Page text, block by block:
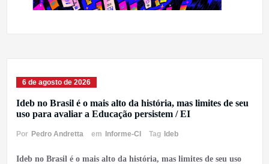
6 de agosto de 2026
Ideb no Brasil é o mais alto da história, mas limites de seu
uso para avaliar a Educação persistem / EI
Por Pedro Andretta em Informe-CI Tag Ideb
Ideb no Brasil é o mais alto da história, mas limites de seu uso